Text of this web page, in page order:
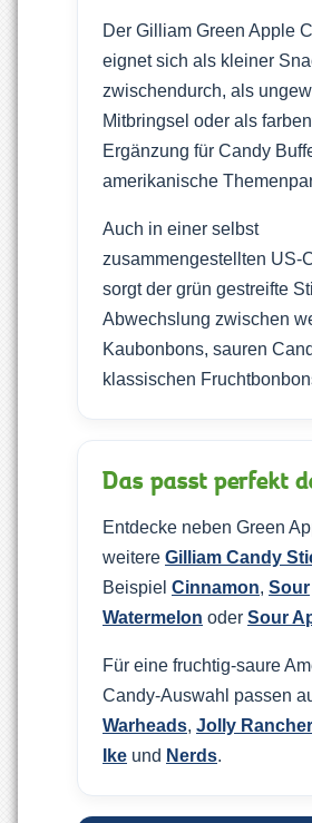
Der Gilliam Green Apple
eignet sich als kleiner
zwischendurch, als
Mitbringsel oder als
Ergänzung für Candy
amerikanische
Auch in einer selbst
zusammengestellten US-
sorgt der grün gestreifte
Abwechslung zwischen
Kaubonbons, sauren
klassischen
Das passt perfekt
Entdecke neben Green
weitere Gilliam Candy
Beispiel Cinnamon, Sour
Watermelon oder Sour
Für eine fruchtig-saure
Candy-Auswahl passen
Warheads, Jolly Rancher
Ike und Nerds.